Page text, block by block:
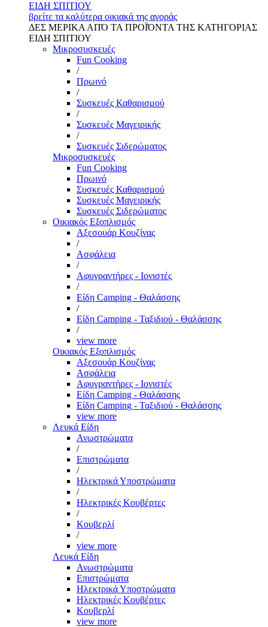
ΕΙΔΗ ΣΠΙΤΙΟΥ
βρείτε τα καλύτερα οικιακά της αγοράς
ΔΕΣ ΜΕΡΙΚΑ ΑΠΌ ΤΑ ΠΡΟΪΌΝΤΑ ΤΗΣ ΚΑΤΗΓΟΡΙΑΣ
ΕΙΔΗ ΣΠΙΤΙΟΥ
Μικροσυσκευές
Fun Cooking
/
Πρωινό
/
Συσκευές Καθαρισμού
/
Συσκευές Μαγειρικής
/
Συσκευές Σιδερώματος
Μικροσυσκευές
Fun Cooking
Πρωινό
Συσκευές Καθαρισμού
Συσκευές Μαγειρικής
Συσκευές Σιδερώματος
Οικιακός Εξοπλισμός
Αξεσουάρ Κουζίνας
/
Ασφάλεια
/
Αφυγραντήρες - Ιονιστές
/
Είδη Camping - Θαλάσσης
/
Είδη Camping - Ταξιδιού - Θαλάσσης
/
view more
Οικιακός Εξοπλισμός
Αξεσουάρ Κουζίνας
Ασφάλεια
Αφυγραντήρες - Ιονιστές
Είδη Camping - Θαλάσσης
Είδη Camping - Ταξιδιού - Θαλάσσης
view more
Λευκά Είδη
Ανωστρώματα
/
Επιστρώματα
/
Ηλεκτρικά Υποστρώματα
/
Ηλεκτρικές Κουβέρτες
/
Κουβερλί
/
view more
Λευκά Είδη
Ανωστρώματα
Επιστρώματα
Ηλεκτρικά Υποστρώματα
Ηλεκτρικές Κουβέρτες
Κουβερλί
view more